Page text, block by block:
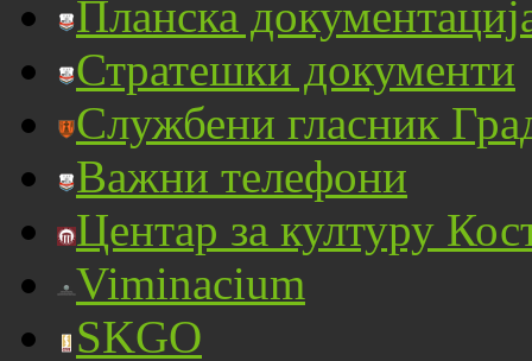
Планска
Стратешки документи
Службени гласник
Важни телефони
Центар за културу
Viminacium
SKGO